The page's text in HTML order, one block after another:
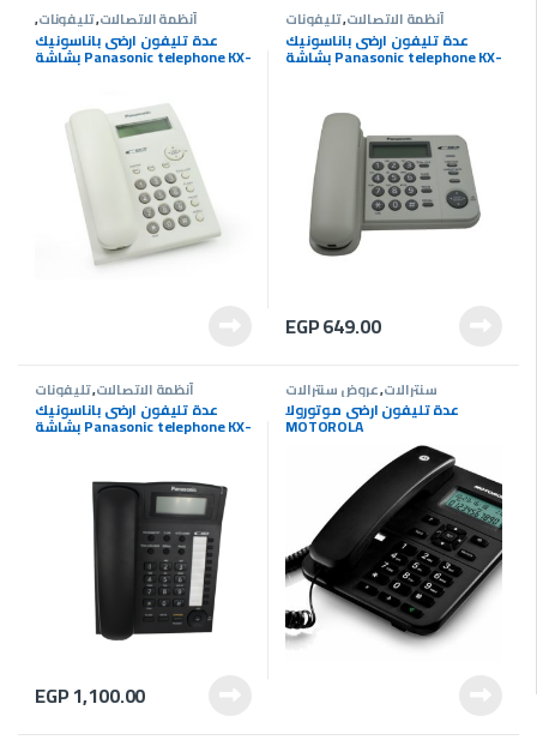
أنظمة الاتصالات,تليفونات,
سنترالات
عدة تليفون ارضى باناسونيك
بشاشة Panasonic telephone KX-
أنظمة الاتصالات,تليفونات
عدة تليفون ارضى باناسونيك
بشاشة Panasonic telephone KX-
TS580FX
EGP649.00
أنظمة الاتصالات,تليفونات
عدة تليفون ارضى باناسونيك
بشاشة Panasonic telephone KX-
TS880FX
EGP1,100.00
سنترالات,عروض سنترالات
عدة تليفون ارضى موتورولا
MOTOROLA